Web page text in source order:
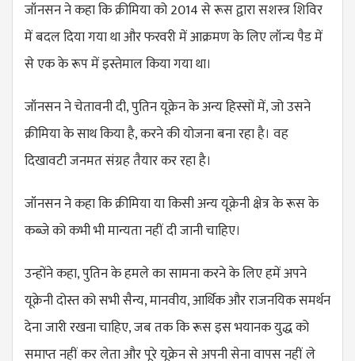
जॉनसन ने कहा कि क्रीमिया को 2014 से रूस द्वारा सशस्त्र शिविर
में बदल दिया गया था और फरवरी में आक्रमण के लिए लॉन्च पैड में
से एक के रूप में इस्तेमाल किया गया था।
जॉनसन ने चेतावनी दी, पुतिन यूक्रेन के अन्य हिस्सों में, जो उसने
क्रीमिया के साथ किया है, करने की योजना बना रहा है। वह
दिखावटी जनमत संग्रह तैयार कर रहा है।
जॉनसन ने कहा कि क्रीमिया या किसी अन्य यूक्रेनी क्षेत्र के रूस के
कब्जे को कभी भी मान्यता नहीं दी जानी चाहिए।
उन्होंने कहा, पुतिन के हमले का सामना करने के लिए हमें अपने
यूक्रेनी दोस्त को सभी सैन्य, मानवीय, आर्थिक और राजनयिक समर्थन
देना जारी रखना चाहिए, जब तक कि रूस इस भयानक युद्ध को
समाप्त नहीं कर लेता और पूरे यूक्रेन से अपनी सेना वापस नहीं ले